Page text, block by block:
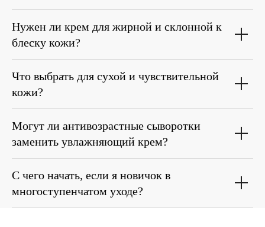
Нужен ли крем для жирной и склонной к
блеску кожи?
Что выбрать для сухой и чувствительной
кожи?
Могут ли антивозрастные сыворотки
заменить увлажняющий крем?
С чего начать, если я новичок в
многоступенчатом уходе?
Мессенджеры
организацией на территории РФ.
Соц. сети